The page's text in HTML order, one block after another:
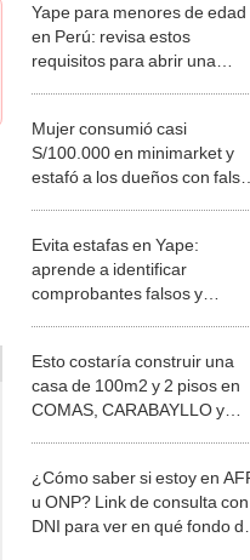
Yape para menores de edad
en Perú: revisa estos
requisitos para abrir una
Mujer consumió casi
S/100.000 en minimarket y
estafó a los dueños con falsos
Evita estafas en Yape:
aprende a identificar
comprobantes falsos y
Esto costaría construir una
casa de 100m2 y 2 pisos en
COMAS, CARABAYLLO y
¿Cómo saber si estoy en
u ONP? Link de consulta con
DNI para ver en qué fondo de